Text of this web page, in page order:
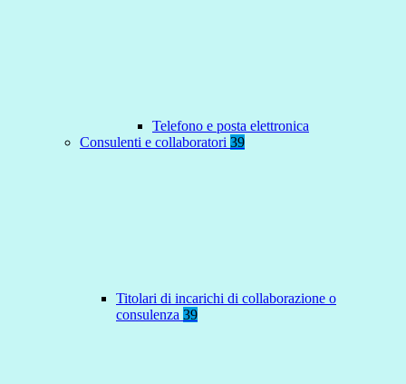
Telefono e posta elettronica
Consulenti e collaboratori 39
Titolari di incarichi di collaborazione o
consulenza 39